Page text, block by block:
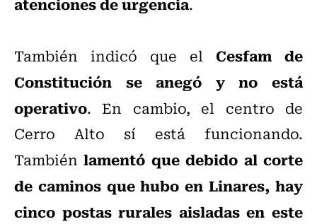
También indicó que el Cesfam de
Constitución se anegó y no está
operativo. En cambio, el centro de
Cerro Alto sí está funcionando.
También lamentó que debido al corte
de caminos que hubo en Linares, hay
cinco postas rurales aisladas en este